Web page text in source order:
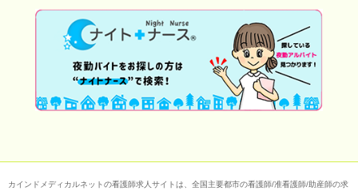
カインドメディカルネットの看護師求人サイトは、全国主要都市の看護師/准看護師/助産師の求